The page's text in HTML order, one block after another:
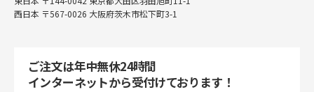
西日本 〒567-0026 大阪府茨木市松下町3-1
ご注文は年中無休24時間
インターネットから受付けております！